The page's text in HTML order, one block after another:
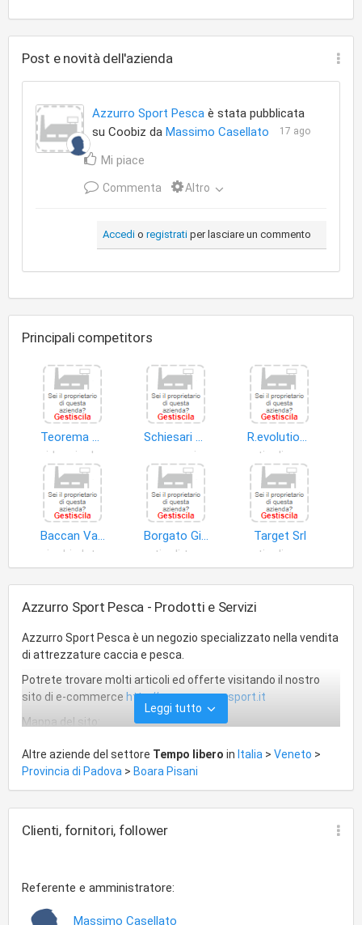
Post e novità dell'azienda
Azzurro Sport Pesca è stata pubblicata
su Coobiz da Massimo Casellato 17 ago
Mi piace
Commenta Altro
Accedi o registrati per lasciare un commento
Principali competitors
Teorema S.r.l
Schiesari Gino
R.evolution Di Schiesari Paolo
Baccan Valentino
Borgato Giuseppe
Target Srl
Azzurro Sport Pesca - Prodotti e Servizi
Azzurro Sport Pesca è un negozio specializzato nella vendita
di attrezzature caccia e pesca.
Potrete trovare molti articoli ed offerte visitando il nostro
sito di e-commerce http://www.azzurrosport.it
Mappa del sito:
Fishcon
Abbigliamento
Abbigliamento Pesca
Accessori Caccia
Aghi Fora Boilies e da Leadcore
Leggi tutto
Altre aziende del settore Tempo libero in Italia > Veneto >
Provincia di Padova > Boara Pisani
Clienti, fornitori, follower
Referente e amministratore:
Massimo Casellato